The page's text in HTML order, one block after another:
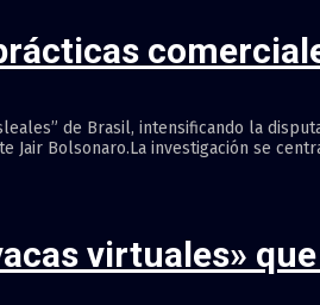
de Brasil, intensificando la
Bolsonaro.La investigación se
virtuales»